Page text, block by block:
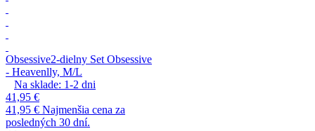
Obsessive2-dielny Set Obsessive
- Heavenlly, M/L
Na sklade: 1-2 dni
41,95 €
41,95 € Najmenšia cena za
posledných 30 dní.